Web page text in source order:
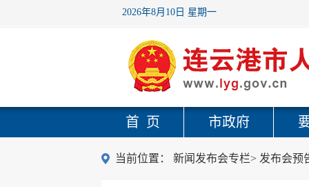
2026年8月10日 星期一
首 页 市政府
当前位置： 新闻发布会专栏> 发布会预